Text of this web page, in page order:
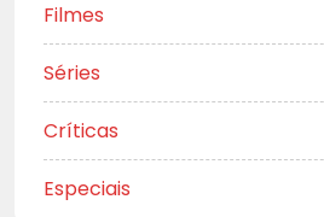
Filmes
Séries
Críticas
Especiais